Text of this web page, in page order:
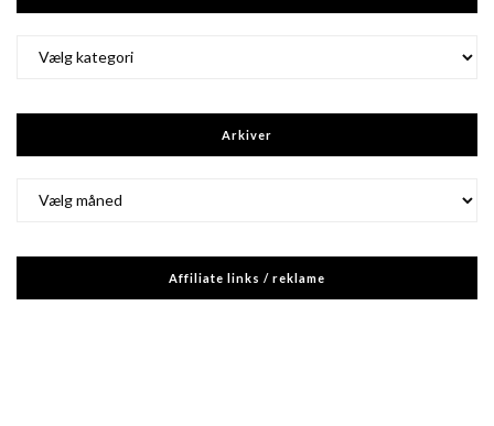
Arkiver
Affiliate links / reklame